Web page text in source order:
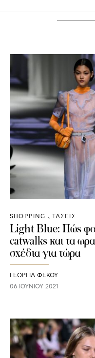
SHOPPING ΤΑΣΕΙΣ
Light Blue: Πώς
catwalks και τα
σχέδια για τώρα
ΓΕΩΡΓΙΑ ΦΕΚΟΥ
06 ΙΟΥΝΊΟΥ 2021